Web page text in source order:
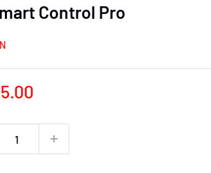
Control Pro